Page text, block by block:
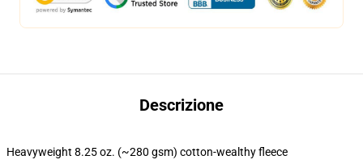
Descrizione
Heavyweight 8.25 oz. (~280 gsm) cotton-wealthy fleece